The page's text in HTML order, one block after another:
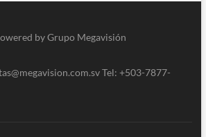
by Grupo Megavisión
Tel: +503-7877-